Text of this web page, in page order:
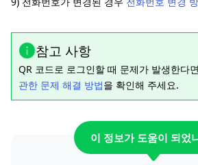
참고 사항
QR 코드로 로그인할 때 문제가 발생한다면
관한 문제 해결 방법을 확인해 주세요.
이 정보가 도움이 되었